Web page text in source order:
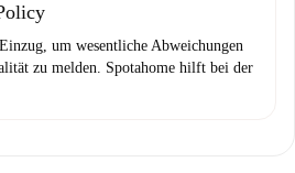
um wesentliche Abweichungen
zu melden. Spotahome hilft bei der